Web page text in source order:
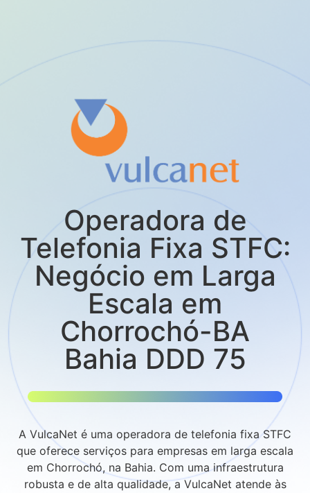
Operadora de
Telefonia Fixa STFC:
Negócio em Larga
Escala em
Chorrochó-BA
Bahia DDD 75
A VulcaNet é uma operadora de telefonia fixa STFC
que oferece serviços para empresas em larga escala
em Chorrochó, na Bahia. Com uma infraestrutura
robusta e de alta qualidade, a VulcaNet atende às